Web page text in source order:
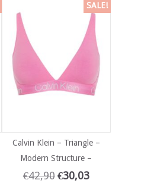
SALE!
Calvin Klein – Triangle –
Modern Structure –
€42,90 €30,03